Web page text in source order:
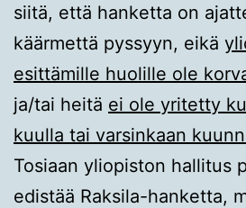
siitä, että hanketta on
käärmettä pyssyyn, eikä
esittämille huolille ole
ja/tai heitä ei ole yritetty
kuulla tai varsinkaan
Tosiaan yliopiston hallitus
edistää Raksila-hanketta,